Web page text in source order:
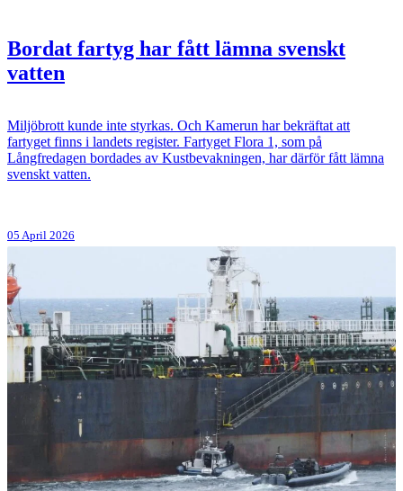
Bordat fartyg har fått lämna svenskt
vatten
Miljöbrott kunde inte styrkas. Och Kamerun har bekräftat att
fartyget finns i landets register. Fartyget Flora 1, som på
Långfredagen bordades av Kustbevakningen, har därför fått lämna
svenskt vatten.
05 April 2026